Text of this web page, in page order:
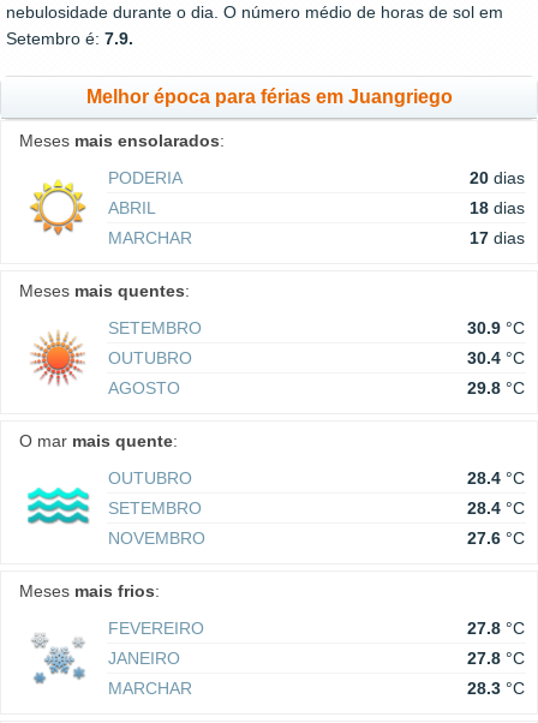
nebulosidade durante o dia. O número médio de horas de sol em
Setembro é: 7.9.
Melhor época para férias em Juangriego
Meses mais ensolarados:
PODERIA
20 dias
ABRIL
18 dias
MARCHAR
17 dias
Meses mais quentes:
SETEMBRO
30.9 °C
OUTUBRO
30.4 °C
AGOSTO
29.8 °C
O mar mais quente:
OUTUBRO
28.4 °C
SETEMBRO
28.4 °C
NOVEMBRO
27.6 °C
Meses mais frios:
FEVEREIRO
27.8 °C
JANEIRO
27.8 °C
MARCHAR
28.3 °C